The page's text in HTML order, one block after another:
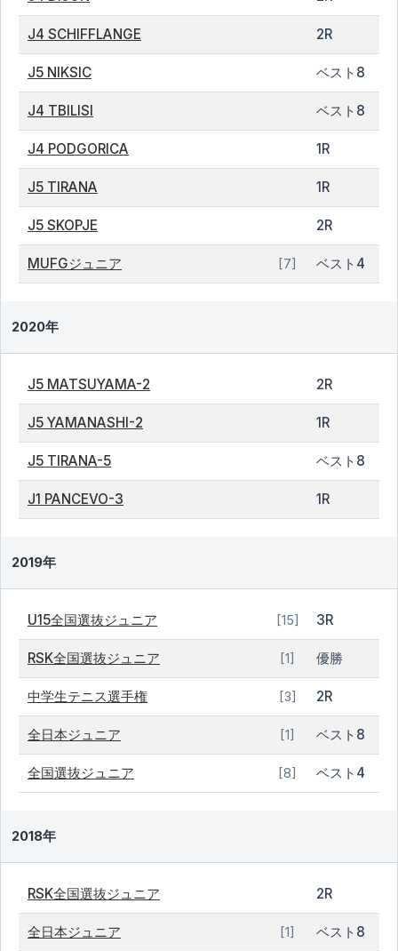
J4 SCHIFFLANGE 2R
J5 NIKSIC ベスト8
J4 TBILISI ベスト8
J4 PODGORICA 1R
J5 TIRANA 1R
J5 SKOPJE 2R
MUFGジュニア [7] ベスト4
2020年
J5 MATSUYAMA-2 2R
J5 YAMANASHI-2 1R
J5 TIRANA-5 ベスト8
J1 PANCEVO-3 1R
2019年
U15全国選抜ジュニア [15] 3R
RSK全国選抜ジュニア [1] 優勝
中学生テニス選手権 [3] 2R
全日本ジュニア [1] ベスト8
全国選抜ジュニア [8] ベスト4
2018年
RSK全国選抜ジュニア 2R
全日本ジュニア [1] ベスト8